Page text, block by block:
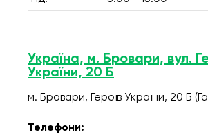
Україна, м. Бровари, вул.
України, 20 Б
м. Бровари, Героїв України, 20 Б
Телефони: